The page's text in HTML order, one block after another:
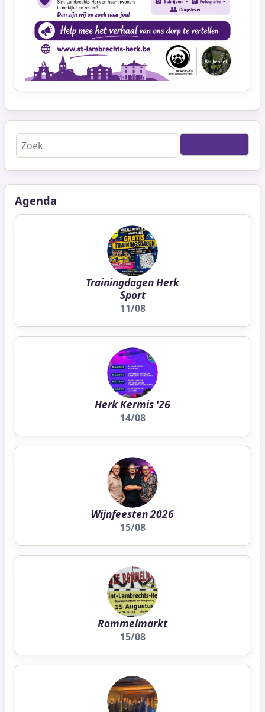
Zoeken
Agenda
Trainingdagen Herk
Sport
11/08
Herk Kermis '26
14/08
Wijnfeesten 2026
15/08
Rommelmarkt
15/08